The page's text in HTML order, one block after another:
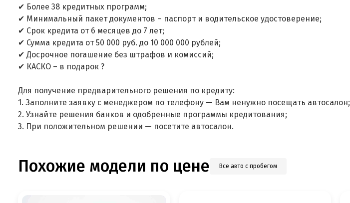
✔ Более 38 кредитных программ;
✔ Минимальный пакет документов – паспорт и водительское удостоверение;
✔ Срок кредита от 6 месяцев до 7 лет;
✔ Сумма кредита от 50 000 руб. до 10 000 000 рублей;
✔ Досрочное погашение без штрафов и комиссий;
✔ КАСКО – в подарок ?
Для получение предварительного решения по кредиту:
1. Заполните заявку с менеджером по телефону — Вам ненужно посещать автосалон;
2. Узнайте решения банков и одобренные программы кредитования;
3. При положительном решении — посетите автосалон.
Похожие модели по цене Все авто с пробегом